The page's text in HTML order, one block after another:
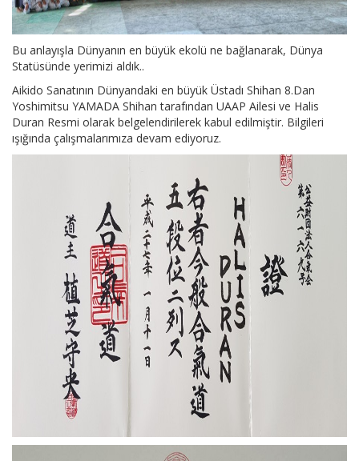
Bu anlayışla Dünyanın en büyük ekolü ne bağlanarak, Dünya
Statüsünde yerimizi aldık..
Aikido Sanatının Dünyandaki en büyük Üstadı Shihan 8.Dan
Yoshimitsu YAMADA Shihan tarafından UAAP Ailesi ve Halis
Duran Resmi olarak belgelendirilerek kabul edilmiştir. Bilgileri
ışığında çalışmalarımıza devam ediyoruz.